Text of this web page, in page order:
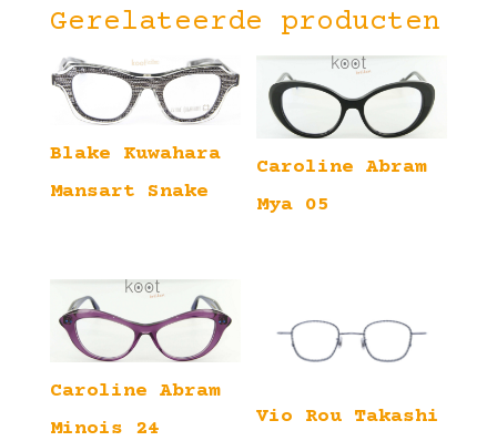
Gerelateerde producten
Blake Kuwahara
Mansart Snake
Caroline Abram
Mya 05
Caroline Abram
Minois 24
Vio Rou Takashi